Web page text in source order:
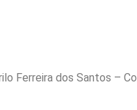
Ferreira dos Santos –